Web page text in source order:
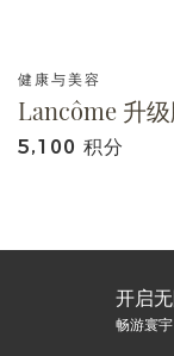
健康与美容
Lancôme 升
5,100 积分
开启
畅游寰